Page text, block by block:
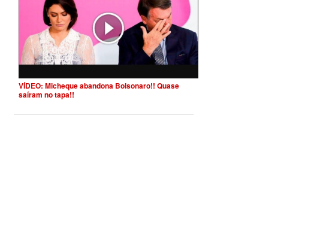
VÍDEO: Micheque abandona Bolsonaro!! Quase
saíram no tapa!!